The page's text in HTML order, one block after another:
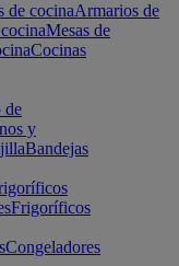
de cocinaArmarios de
Mesas de
Cocinas
de
y
Bandejas
Frigoríficos
Congeladores